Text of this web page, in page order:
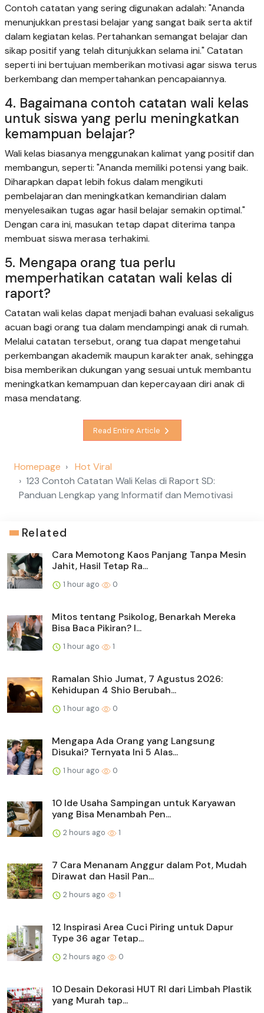
Contoh catatan yang sering digunakan adalah: "Ananda
menunjukkan prestasi belajar yang sangat baik serta aktif
dalam kegiatan kelas. Pertahankan semangat belajar dan
sikap positif yang telah ditunjukkan selama ini." Catatan
seperti ini bertujuan memberikan motivasi agar siswa terus
berkembang dan mempertahankan pencapaiannya.
4. Bagaimana contoh catatan wali kelas
untuk siswa yang perlu meningkatkan
kemampuan belajar?
Wali kelas biasanya menggunakan kalimat yang positif dan
membangun, seperti: "Ananda memiliki potensi yang baik.
Diharapkan dapat lebih fokus dalam mengikuti
pembelajaran dan meningkatkan kemandirian dalam
menyelesaikan tugas agar hasil belajar semakin optimal."
Dengan cara ini, masukan tetap dapat diterima tanpa
membuat siswa merasa terhakimi.
5. Mengapa orang tua perlu
memperhatikan catatan wali kelas di
raport?
Catatan wali kelas dapat menjadi bahan evaluasi sekaligus
acuan bagi orang tua dalam mendampingi anak di rumah.
Melalui catatan tersebut, orang tua dapat mengetahui
perkembangan akademik maupun karakter anak, sehingga
bisa memberikan dukungan yang sesuai untuk membantu
meningkatkan kemampuan dan kepercayaan diri anak di
masa mendatang.
Read Entire Article
Homepage
Hot Viral
123 Contoh Catatan Wali Kelas di Raport SD:
Panduan Lengkap yang Informatif dan Memotivasi
Related
Cara Memotong Kaos Panjang Tanpa Mesin
Jahit, Hasil Tetap Ra...
1 hour ago 0
Mitos tentang Psikolog, Benarkah Mereka
Bisa Baca Pikiran? I...
1 hour ago 1
Ramalan Shio Jumat, 7 Agustus 2026:
Kehidupan 4 Shio Berubah...
1 hour ago 0
Mengapa Ada Orang yang Langsung
Disukai? Ternyata Ini 5 Alas...
1 hour ago 0
10 Ide Usaha Sampingan untuk Karyawan
yang Bisa Menambah Pen...
2 hours ago 1
7 Cara Menanam Anggur dalam Pot, Mudah
Dirawat dan Hasil Pan...
2 hours ago 1
12 Inspirasi Area Cuci Piring untuk Dapur
Type 36 agar Tetap...
2 hours ago 0
10 Desain Dekorasi HUT RI dari Limbah Plastik
yang Murah tap...